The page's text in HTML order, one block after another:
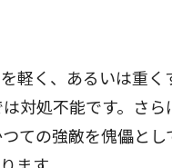
軽く、あるいは重く
対処不能です。さら
ての強敵を傀儡と